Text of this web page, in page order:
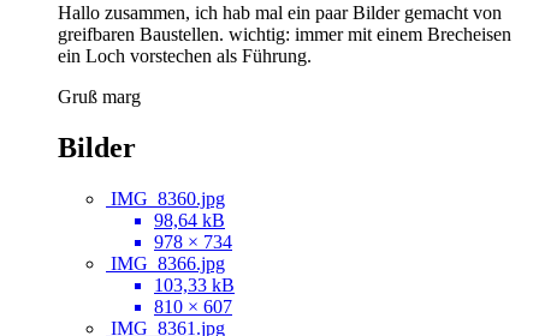
Hallo zusammen, ich hab mal ein paar Bilder gemacht von
greifbaren Baustellen. wichtig: immer mit einem Brecheisen
ein Loch vorstechen als Führung.
Gruß marg
Bilder
IMG_8360.jpg
98,64 kB
978 × 734
IMG_8366.jpg
103,33 kB
810 × 607
IMG_8361.jpg